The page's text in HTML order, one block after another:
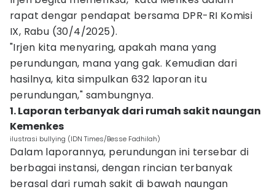
rapat dengar pendapat bersama DPR-RI Komisi
IX, Rabu (30/4/2025).
"Irjen kita menyaring, apakah mana yang
perundungan, mana yang gak. Kemudian dari
hasilnya, kita simpulkan 632 laporan itu
perundungan," sambungnya.
1. Laporan terbanyak dari rumah sakit naungan
Kemenkes
ilustrasi bullying (IDN Times/Besse Fadhilah)
Dalam laporannya, perundungan ini tersebar di
berbagai instansi, dengan rincian terbanyak
berasal dari rumah sakit di bawah naungan